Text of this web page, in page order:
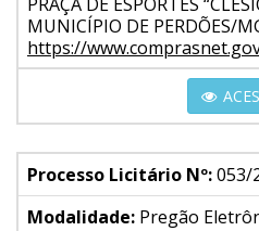
MUNICÍPIO DE PERDÕES/
https://
Processo Licitário Nº:053/
Modalidade: Pregão